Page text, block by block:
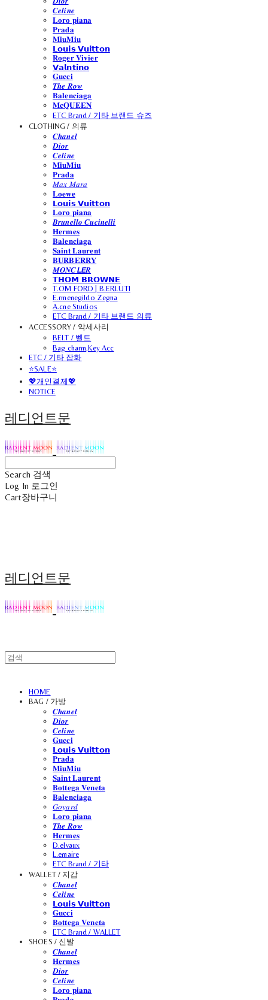
𝑪𝒆𝒍𝒊𝒏𝒆
𝐋𝐨𝐫𝐨 𝐩𝐢𝐚𝐧𝐚
𝐏𝐫𝐚𝐝𝐚
𝐌𝐢𝐮𝐌𝐢𝐮
𝗟𝗼𝘂𝗶𝘀 𝗩𝘂𝗶𝘁𝘁𝗼𝗻
𝐑𝐨𝐠𝐞𝐫 𝐕𝐢𝐯𝐢𝐞𝐫
𝗩𝗮𝗹𝗻𝘁𝗶𝗻𝗼
𝐆𝐮𝐜𝐜𝐢
𝑻𝒉𝒆 𝑹𝒐𝒘
𝐁𝐚𝐥𝐞𝐧𝐜𝐢𝐚𝐠𝐚
𝐌𝐜𝐐𝐔𝐄𝐄𝐍
ETC Brand / 기타 브랜드 슈즈
CLOTHING / 의류
𝑪𝒉𝒂𝒏𝒆𝒍
𝑫𝒊𝒐𝒓
𝑪𝒆𝒍𝒊𝒏𝒆
𝐌𝐢𝐮𝐌𝐢𝐮
𝐏𝐫𝐚𝐝𝐚
𝑀𝑎𝑥 𝑀𝑎𝑟𝑎
𝐋𝐨𝐞𝐰𝐞
𝗟𝗼𝘂𝗶𝘀 𝗩𝘂𝗶𝘁𝘁𝗼𝗻
𝐋𝐨𝐫𝐨 𝐩𝐢𝐚𝐧𝐚
𝑩𝒓𝒖𝒏𝒆𝒍𝒍𝒐 𝑪𝒖𝒄𝒊𝒏𝒆𝒍𝒍𝒊
𝐇𝐞𝐫𝐦𝐞𝐬
𝐁𝐚𝐥𝐞𝐧𝐜𝐢𝐚𝐠𝐚
𝐒𝐚𝐢𝐧𝐭 𝐋𝐚𝐮𝐫𝐞𝐧𝐭
𝐁𝐔𝐑𝐁𝐄𝐑𝐑𝐘
𝑴𝑶𝑵𝑪𝙇𝙀𝑹
𝗧𝗛𝗢𝗠 𝗕𝗥𝗢𝗪𝗡𝗘
T.OM FORD | B.ERLUTI
E.rmenegildo Zegna
A.cne Studios
ETC Brand / 기타 브랜드 의류
ACCESSORY / 악세사리
BELT / 벨트
Bag charm,Key Acc
ETC / 기타 잡화
⭐SALE⭐
💖개인결제💖
NOTICE
레디언트문
Search 검색
Log In 로그인
Cart장바구니
레디언트문
HOME
BAG / 가방
𝑪𝒉𝒂𝒏𝒆𝒍
𝑫𝒊𝒐𝒓
𝑪𝒆𝒍𝒊𝒏𝒆
𝐆𝐮𝐜𝐜𝐢
𝗟𝗼𝘂𝗶𝘀 𝗩𝘂𝗶𝘁𝘁𝗼𝗻
𝐏𝐫𝐚𝐝𝐚
𝐌𝐢𝐮𝐌𝐢𝐮
𝐒𝐚𝐢𝐧𝐭 𝐋𝐚𝐮𝐫𝐞𝐧𝐭
𝐁𝐨𝐭𝐭𝐞𝐠𝐚 𝐕𝐞𝐧𝐞𝐭𝐚
𝐁𝐚𝐥𝐞𝐧𝐜𝐢𝐚𝐠𝐚
𝐺𝑜𝑦𝑎𝑟𝑑
𝐋𝐨𝐫𝐨 𝐩𝐢𝐚𝐧𝐚
𝑻𝒉𝒆 𝑹𝒐𝒘
𝐇𝐞𝐫𝐦𝐞𝐬
D.elvaux
L.emaire
ETC Brand / 기타
WALLET / 지갑
𝑪𝒉𝒂𝒏𝒆𝒍
𝑪𝒆𝒍𝒊𝒏𝒆
𝗟𝗼𝘂𝗶𝘀 𝗩𝘂𝗶𝘁𝘁𝗼𝗻
𝐆𝐮𝐜𝐜𝐢
𝐁𝐨𝐭𝐭𝐞𝐠𝐚 𝐕𝐞𝐧𝐞𝐭𝐚
ETC Brand / WALLET
SHOES / 신발
𝑪𝒉𝒂𝒏𝒆𝒍
𝐇𝐞𝐫𝐦𝐞𝐬
𝑫𝒊𝒐𝒓
𝑪𝒆𝒍𝒊𝒏𝒆
𝐋𝐨𝐫𝐨 𝐩𝐢𝐚𝐧𝐚